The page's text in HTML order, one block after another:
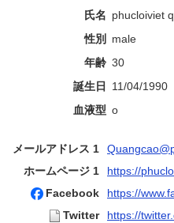
氏名 phucloiviet
性別
male
年齢 30
誕生日
11/04/1990
血液型 o
メールアドレス 1
ホームページ 1
https://
Facebook
https://
Twitter
https://